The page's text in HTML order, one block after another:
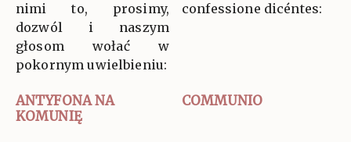
nimi to, prosimy,
dozwól i naszym
głosom wołać w
pokornym uwielbieniu:
confessione dicéntes:
ANTYFONA NA
KOMUNIĘ
COMMUNIO